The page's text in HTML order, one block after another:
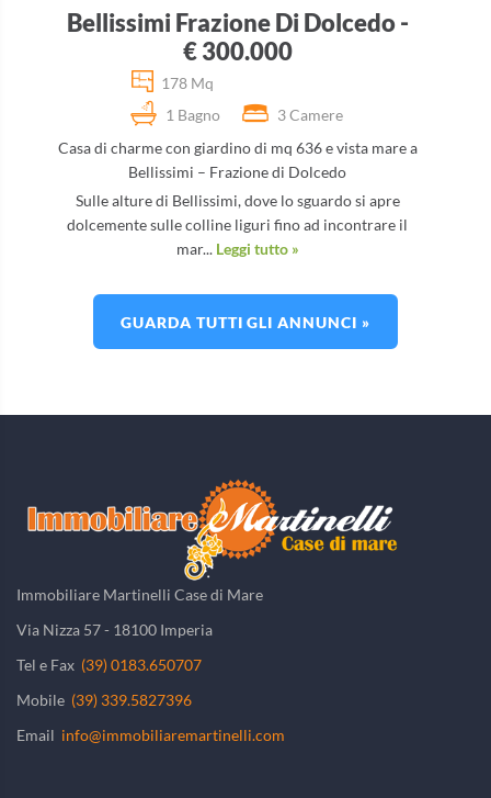
Bellissimi Frazione Di Dolcedo -
€ 300.000
178 Mq
1 Bagno
3 Camere
Casa di charme con giardino di mq 636 e vista mare a
Bellissimi – Frazione di Dolcedo
Sulle alture di Bellissimi, dove lo sguardo si apre
dolcemente sulle colline liguri fino ad incontrare il
mar... Leggi tutto »
GUARDA TUTTI GLI ANNUNCI »
Immobiliare Martinelli Case di Mare
Via Nizza 57 - 18100 Imperia
Tel e Fax (39) 0183.650707
Mobile (39) 339.5827396
Email info@immobiliaremartinelli.com